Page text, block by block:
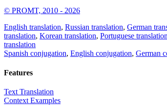
© PROMT, 2010 - 2026
English translation, Russian translation, German
translation, Korean translation, Portuguese translation
translation
Spanish conjugation, English conjugation, German
Features
Text Translation
Context Examples